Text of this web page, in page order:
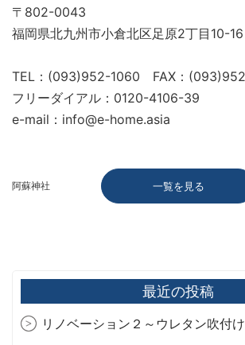
〒802-0043
福岡県北九州市小倉北区足原2丁目10-
TEL：(093)952-1060 FAX：
フリーダイアル：0120-4106-39
e-mail：info@e-home.asia
阿蘇神社 一覧を見る
最近の投稿
リノベーション２～ウレタン吹付